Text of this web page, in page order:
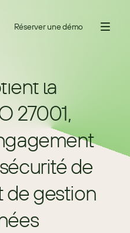
Réserver une démo
la
27001,
de
de gestion